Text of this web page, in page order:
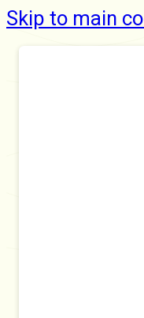
Skip to main